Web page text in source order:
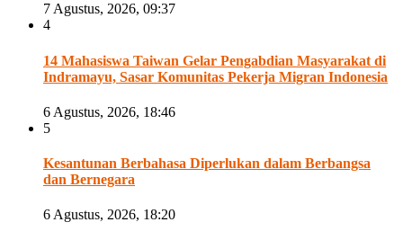
7 Agustus, 2026, 09:37
4
14 Mahasiswa Taiwan Gelar Pengabdian Masyarakat di
Indramayu, Sasar Komunitas Pekerja Migran Indonesia
6 Agustus, 2026, 18:46
5
Kesantunan Berbahasa Diperlukan dalam Berbangsa
dan Bernegara
6 Agustus, 2026, 18:20